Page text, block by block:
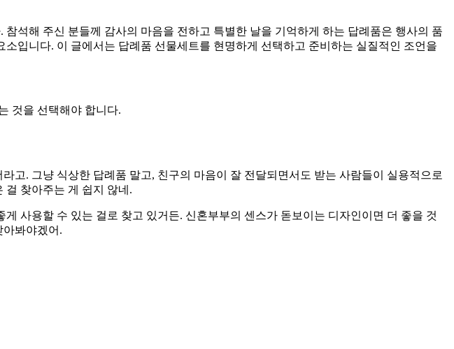
석해 주신 분들께 감사의 마음을 전하고 특별한 날을 기억하게 하는 답례품은 행사의 품
입니다. 이 글에서는 답례품 선물세트를 현명하게 선택하고 준비하는 실질적인 조언을
것을 선택해야 합니다.
고. 그냥 식상한 답례품 말고, 친구의 마음이 잘 전달되면서도 받는 사람들이 실용적으로
걸 찾아주는 게 쉽지 않네.
사용할 수 있는 걸로 찾고 있거든. 신혼부부의 센스가 돋보이는 디자인이면 더 좋을 것
봐야겠어.